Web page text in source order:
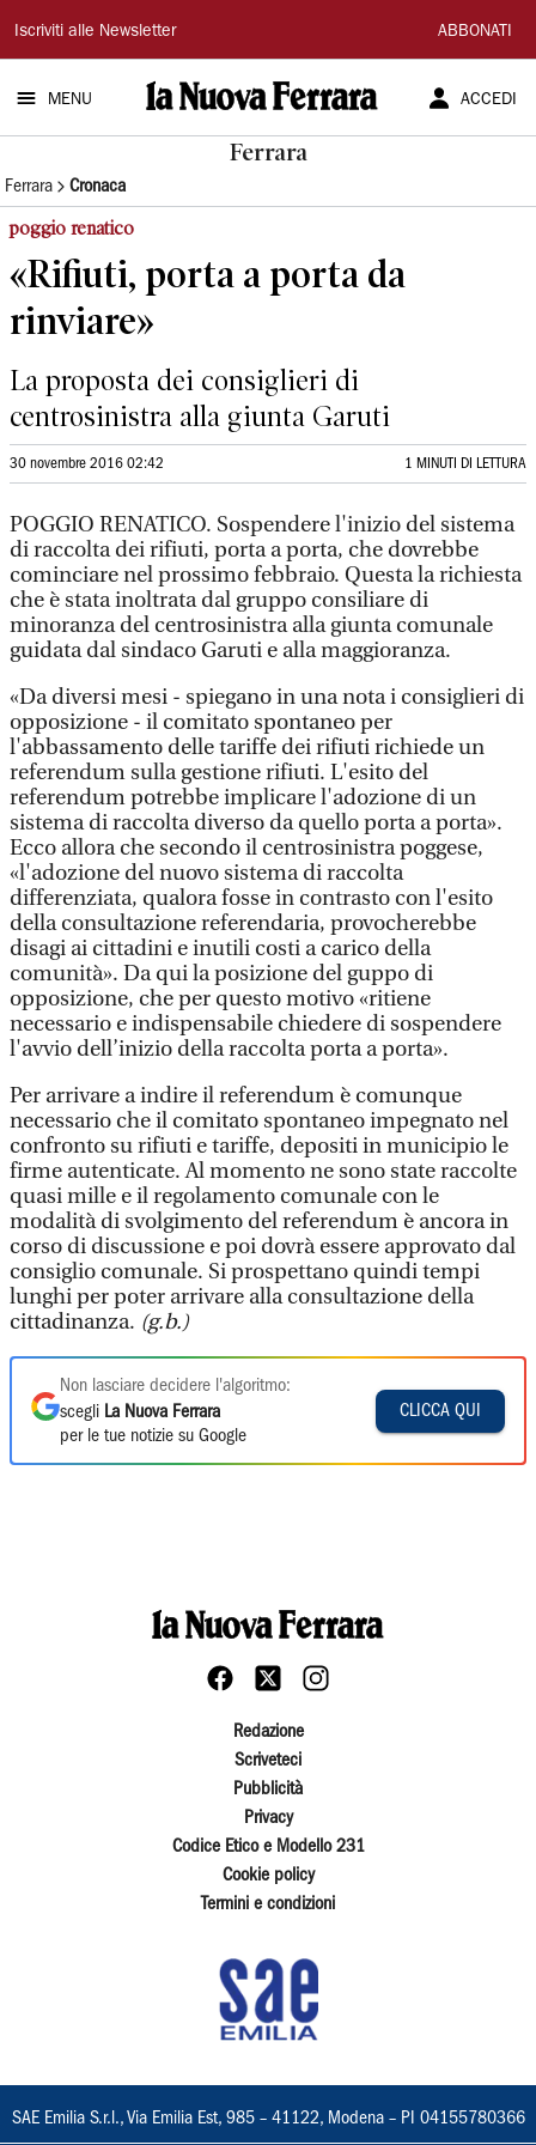
La
Nuova
Ferrara
Iscriviti alle Newsletter ABBONATI
MENU ACCEDI
Ferrara
Ferrara Cronaca
poggio renatico
«Rifiuti, porta a porta da
rinviare»
La proposta dei consiglieri di
centrosinistra alla giunta Garuti
30 novembre 2016 02:42 1 MINUTI DI LETTURA
POGGIO RENATICO. Sospendere l'inizio del sistema
di raccolta dei rifiuti, porta a porta, che dovrebbe
cominciare nel prossimo febbraio. Questa la richiesta
che è stata inoltrata dal gruppo consiliare di
minoranza del centrosinistra alla giunta comunale
guidata dal sindaco Garuti e alla maggioranza.
«Da diversi mesi - spiegano in una nota i consiglieri di
opposizione - il comitato spontaneo per
l'abbassamento delle tariffe dei rifiuti richiede un
referendum sulla gestione rifiuti. L'esito del
referendum potrebbe implicare l'adozione di un
sistema di raccolta diverso da quello porta a porta».
Ecco allora che secondo il centrosinistra poggese,
«l'adozione del nuovo sistema di raccolta
differenziata, qualora fosse in contrasto con l'esito
della consultazione referendaria, provocherebbe
disagi ai cittadini e inutili costi a carico della
comunità». Da qui la posizione del guppo di
opposizione, che per questo motivo «ritiene
necessario e indispensabile chiedere di sospendere
l'avvio dell’inizio della raccolta porta a porta».
Per arrivare a indire il referendum è comunque
necessario che il comitato spontaneo impegnato nel
confronto su rifiuti e tariffe, depositi in municipio le
firme autenticate. Al momento ne sono state raccolte
quasi mille e il regolamento comunale con le
modalità di svolgimento del referendum è ancora in
corso di discussione e poi dovrà essere approvato dal
consiglio comunale. Si prospettano quindi tempi
lunghi per poter arrivare alla consultazione della
cittadinanza. (g.b.)
Non lasciare decidere l'algoritmo:
scegli La Nuova Ferrara
per le tue notizie su Google
CLICCA QUI
Redazione
Scriveteci
Pubblicità
Privacy
Codice Etico e Modello 231
Cookie policy
Termini e condizioni
SAE Emilia S.r.l., Via Emilia Est, 985 – 41122, Modena – PI 04155780366